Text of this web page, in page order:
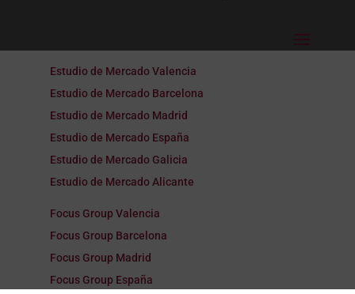
Estudio de Mercado Valencia
Estudio de Mercado Barcelona
Estudio de Mercado Madrid
Estudio de Mercado España
Estudio de Mercado Galicia
Estudio de Mercado Alicante
Focus Group Valencia
Focus Group Barcelona
Focus Group Madrid
Focus Group España